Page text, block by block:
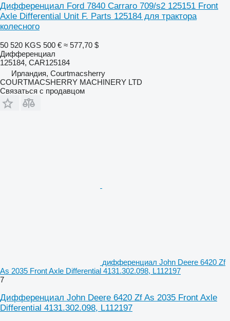
Дифференциал Ford 7840 Carraro 709/s2 125151 Front
Axle Differential Unit F. Parts 125184 для трактора
колесного
50 520 KGS 500 € ≈ 577,70 $
Дифференциал
125184, CAR125184
Ирландия, Courtmacsherry
COURTMACSHERRY MACHINERY LTD
Связаться с продавцом
дифференциал John Deere 6420 Zf
As 2035 Front Axle Differential 4131.302.098, L112197
7
Дифференциал John Deere 6420 Zf As 2035 Front Axle
Differential 4131.302.098, L112197